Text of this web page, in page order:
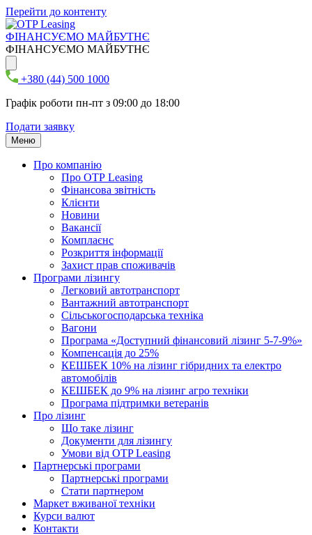
Перейти до контенту
ФІНАНСУЄМО МАЙБУТНЄ
ФІНАНСУЄМО МАЙБУТНЄ
+380 (44) 500 1000
Графік роботи пн-пт з 09:00 до 18:00
Подати заявку
Меню
Про компанію
Про ОТР Leasing
Фінансова звітність
Клієнти
Новини
Вакансії
Комплаєнс
Розкриття інформації
Захист прав споживачів
Програми лізингу
Легковий автотранспорт
Вантажний автотранспорт
Cільськогосподарська техніка
Вагони
Програма «Доступний фінансовий лізинг 5-7-9%»
Компенсація до 25%
КЕШБЕК 10% на лізинг гібридних та електро
автомобілів
КЕШБЕК до 9% на лізинг агро техніки
Програма підтримки ветеранів
Про лізинг
Що таке лізинг
Документи для лізингу
Умови від OTP Leasing
Партнерські програми
Партнерські програми
Стати партнером
Маркет вживаної техніки
Курси валют
Контакти